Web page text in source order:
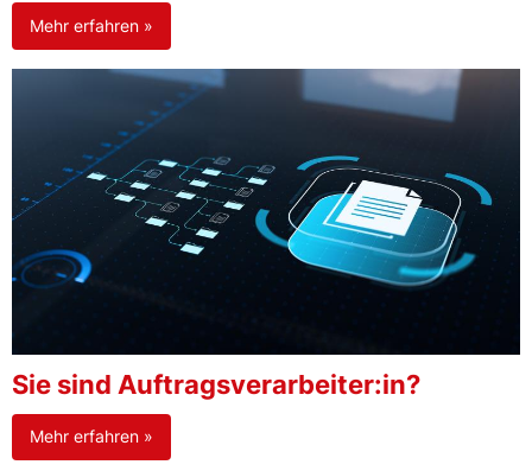
Mehr erfahren »
Sie sind Auftragsverarbeiter:in?
Mehr erfahren »